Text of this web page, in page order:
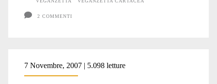
2 COMMENTI
7 Novembre, 2007 | 5.098 letture